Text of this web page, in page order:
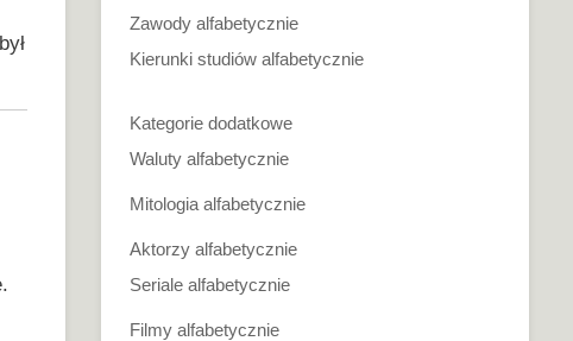
Zawody alfabetycznie
Kierunki studiów alfabetycznie
Kategorie dodatkowe
Waluty alfabetycznie
Mitologia alfabetycznie
Aktorzy alfabetycznie
Seriale alfabetycznie
Filmy alfabetycznie